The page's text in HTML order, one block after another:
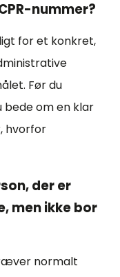
nummer?
for et konkret,
Før du
bede om en klar
hvorfor
der er
men ikke bor
normalt